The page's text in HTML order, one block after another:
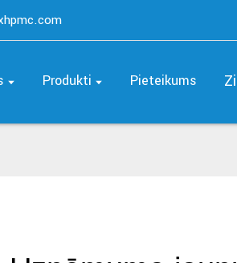
Produkti Pieteikums